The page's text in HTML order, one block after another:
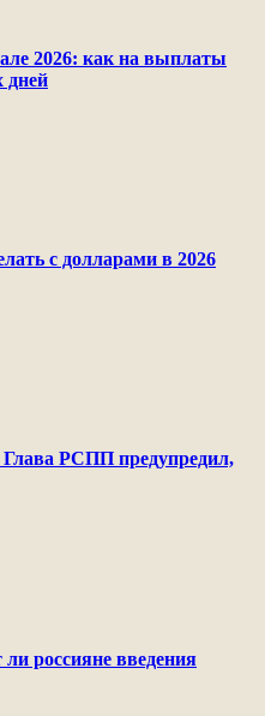
2026: как на выплаты
дней
с долларами в 2026
Глава РСПП предупредил,
россияне введения